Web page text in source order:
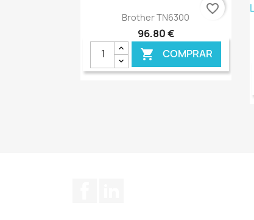
Ver+
Brother TN6300
96,80 €
 COMPRAR
favorite_border